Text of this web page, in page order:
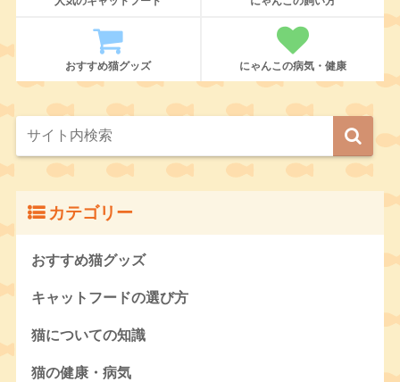
おすすめ猫グッズ にゃんこの病気・健康
カテゴリー
おすすめ猫グッズ
キャットフードの選び方
猫についての知識
猫の健康・病気